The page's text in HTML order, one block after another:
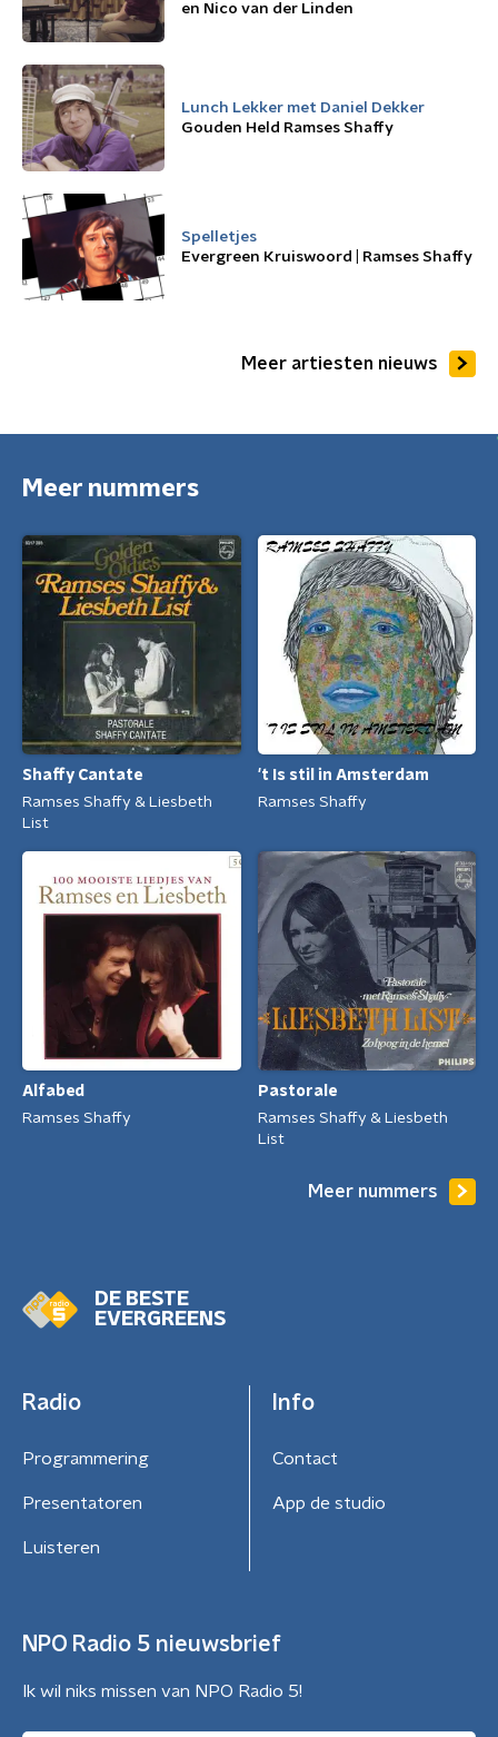
en Nico van der Linden
Lunch Lekker met Daniel Dekker
Gouden Held Ramses Shaffy
Spelletjes
Evergreen Kruiswoord | Ramses Shaffy
Meer artiesten nieuws
Meer nummers
Shaffy Cantate
Ramses Shaffy & Liesbeth
List
't Is stil in Amsterdam
Ramses Shaffy
Alfabed
Ramses Shaffy
Pastorale
Ramses Shaffy & Liesbeth
List
Meer nummers
DE BESTE
EVERGREENS
Radio
Programmering
Presentatoren
Luisteren
Info
Contact
App de studio
NPO Radio 5 nieuwsbrief
Ik wil niks missen van NPO Radio 5!